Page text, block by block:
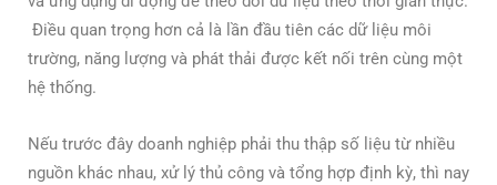
Điều quan trọng hơn cả là lần đầu tiên các dữ liệu môi
trường, năng lượng và phát thải được kết nối trên cùng một
hệ thống.
Nếu trước đây doanh nghiệp phải thu thập số liệu từ nhiều
nguồn khác nhau, xử lý thủ công và tổng hợp định kỳ, thì nay